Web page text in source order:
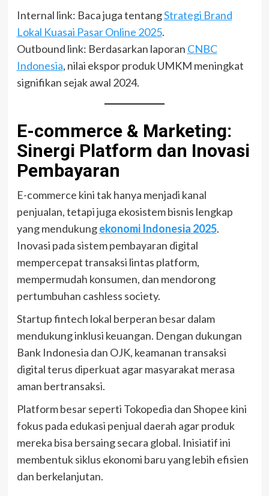
Internal link: Baca juga tentangStrategi Brand
Lokal Kuasai Pasar Online 2025.
Outbound link: Berdasarkan laporan CNBC
Indonesia, nilai ekspor produk UMKM meningkat
signifikan sejak awal 2024.
E-commerce & Marketing:
Sinergi Platform dan Inovasi
Pembayaran
E-commerce kini tak hanya menjadi kanal
penjualan, tetapi juga ekosistem bisnis lengkap
yang mendukungekonomi Indonesia 2025.
Inovasi pada sistem pembayaran digital
mempercepat transaksi lintas platform,
mempermudah konsumen, dan mendorong
pertumbuhan cashless society.
Startup fintech lokal berperan besar dalam
mendukung inklusi keuangan. Dengan dukungan
Bank Indonesia dan OJK, keamanan transaksi
digital terus diperkuat agar masyarakat merasa
aman bertransaksi.
Platform besar seperti Tokopedia dan Shopee kini
fokus pada edukasi penjual daerah agar produk
mereka bisa bersaing secara global. Inisiatif ini
membentuk siklus ekonomi baru yang lebih efisien
dan berkelanjutan.